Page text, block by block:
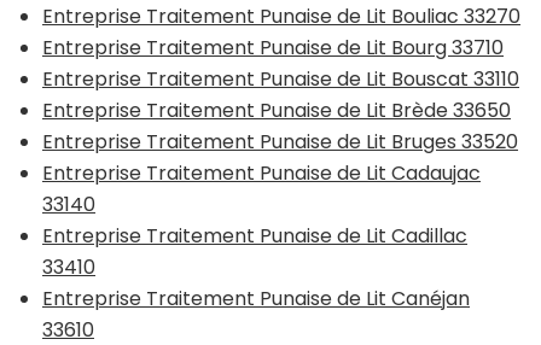
Entreprise Traitement Punaise de Lit Bouliac 33270
Entreprise Traitement Punaise de Lit Bourg 33710
Entreprise Traitement Punaise de Lit Bouscat 33110
Entreprise Traitement Punaise de Lit Brède 33650
Entreprise Traitement Punaise de Lit Bruges 33520
Entreprise Traitement Punaise de Lit Cadaujac
33140
Entreprise Traitement Punaise de Lit Cadillac
33410
Entreprise Traitement Punaise de Lit Canéjan
33610